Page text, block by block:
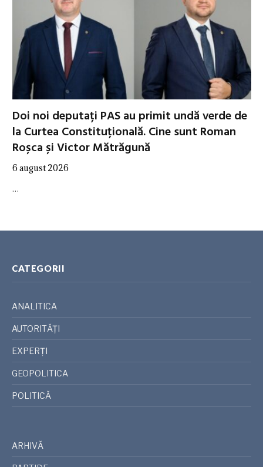
Doi noi deputați PAS au primit undă verde de
la Curtea Constituțională. Cine sunt Roman
Roșca și Victor Mătrăgună
6 august 2026
…
CATEGORII
ANALITICA
AUTORITĂȚI
EXPERȚI
GEOPOLITICA
POLITICĂ
ARHIVĂ